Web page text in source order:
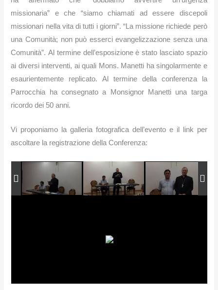
missionaria” e che “siamo chiamati ad essere discepoli
missionari nella vita di tutti i giorni”. “La missione richiede però
una Comunità; non può esserci evangelizzazione senza una
Comunità”.Al termine dell’esposizione è stato lasciato spazio
ai diversi interventi, ai quali Mons. Manetti ha singolarmente e
esaurientemente replicato.Al termine della conferenza la
Parrocchia ha consegnato a Monsignor Manetti una targa
ricordo dei 50 anni.
Vi proponiamo la galleria fotografica dell’evento e il link per
ascoltare la registrazione della Conferenza: